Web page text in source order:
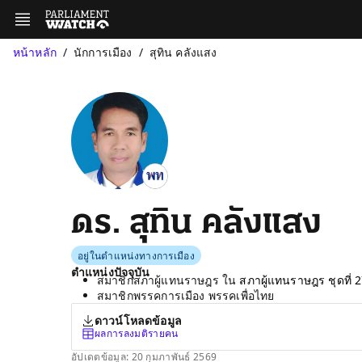
หน้าหลัก นักการเมือง สุทิน คลังแสง
ดร. สุทิน คลังแสง
อยู่ในตำแหน่งทางการเมือง
ตำแหน่งปัจจุบัน
สมาชิกสภาผู้แทนราษฎร ใน สภาผู้แทนราษฎร ชุดที่
สมาชิกพรรคการเมือง พรรคเพื่อไทย
ดาวน์โหลดข้อมูล
ผลการลงมติรายคน
อัปเดตข้อมูล: 20 กุมภาพันธ์ 2569